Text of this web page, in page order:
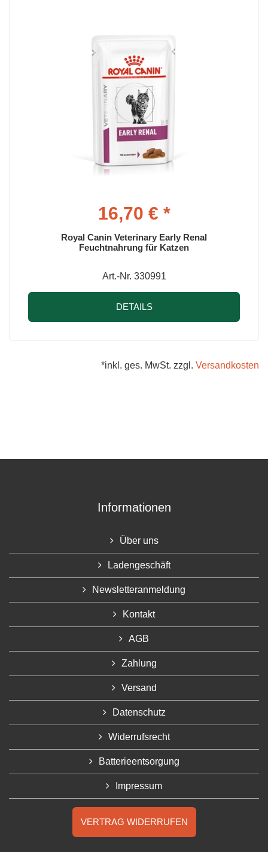
16,70 € *
Royal Canin Veterinary Early Renal
Feuchtnahrung für Katzen
Art.-Nr. 330991
DETAILS
*inkl. ges. MwSt. zzgl. Versandkosten
Informationen
Über uns
Ladengeschäft
Newsletteranmeldung
Kontakt
AGB
Zahlung
Versand
Datenschutz
Widerrufsrecht
Batterieentsorgung
Impressum
VERTRAG WIDERRUFEN